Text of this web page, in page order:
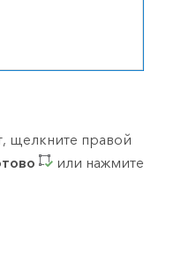
щелкните правой
или нажмите